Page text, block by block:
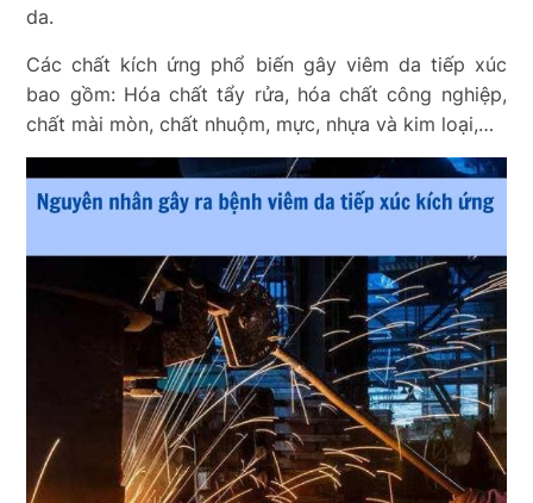
da.
Các chất kích ứng phổ biến gây viêm da tiếp xúc
bao gồm: Hóa chất tẩy rửa, hóa chất công nghiệp,
chất mài mòn, chất nhuộm, mực, nhựa và kim loại,…